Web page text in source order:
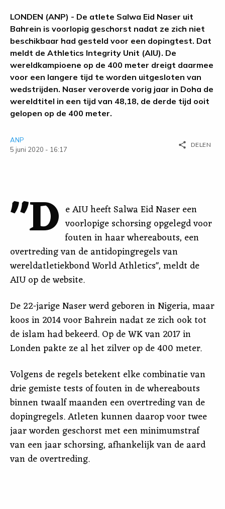
LONDEN (ANP) - De atlete Salwa Eid Naser uit
Bahrein is voorlopig geschorst nadat ze zich niet
beschikbaar had gesteld voor een dopingtest. Dat
meldt de Athletics Integrity Unit (AIU). De
wereldkampioene op de 400 meter dreigt daarmee
voor een langere tijd te worden uitgesloten van
wedstrijden. Naser veroverde vorig jaar in Doha de
wereldtitel in een tijd van 48,18, de derde tijd ooit
gelopen op de 400 meter.
ANP
5 juni 2020 - 16:17
share DELEN
"D e AIU heeft Salwa Eid Naser een
voorlopige schorsing opgelegd voor
fouten in haar whereabouts, een
overtreding van de antidopingregels van
wereldatletiekbond World Athletics", meldt de
AIU op de website.
De 22-jarige Naser werd geboren in Nigeria, maar
koos in 2014 voor Bahrein nadat ze zich ook tot
de islam had bekeerd. Op de WK van 2017 in
Londen pakte ze al het zilver op de 400 meter.
Volgens de regels betekent elke combinatie van
drie gemiste tests of fouten in de whereabouts
binnen twaalf maanden een overtreding van de
dopingregels. Atleten kunnen daarop voor twee
jaar worden geschorst met een minimumstraf
van een jaar schorsing, afhankelijk van de aard
van de overtreding.